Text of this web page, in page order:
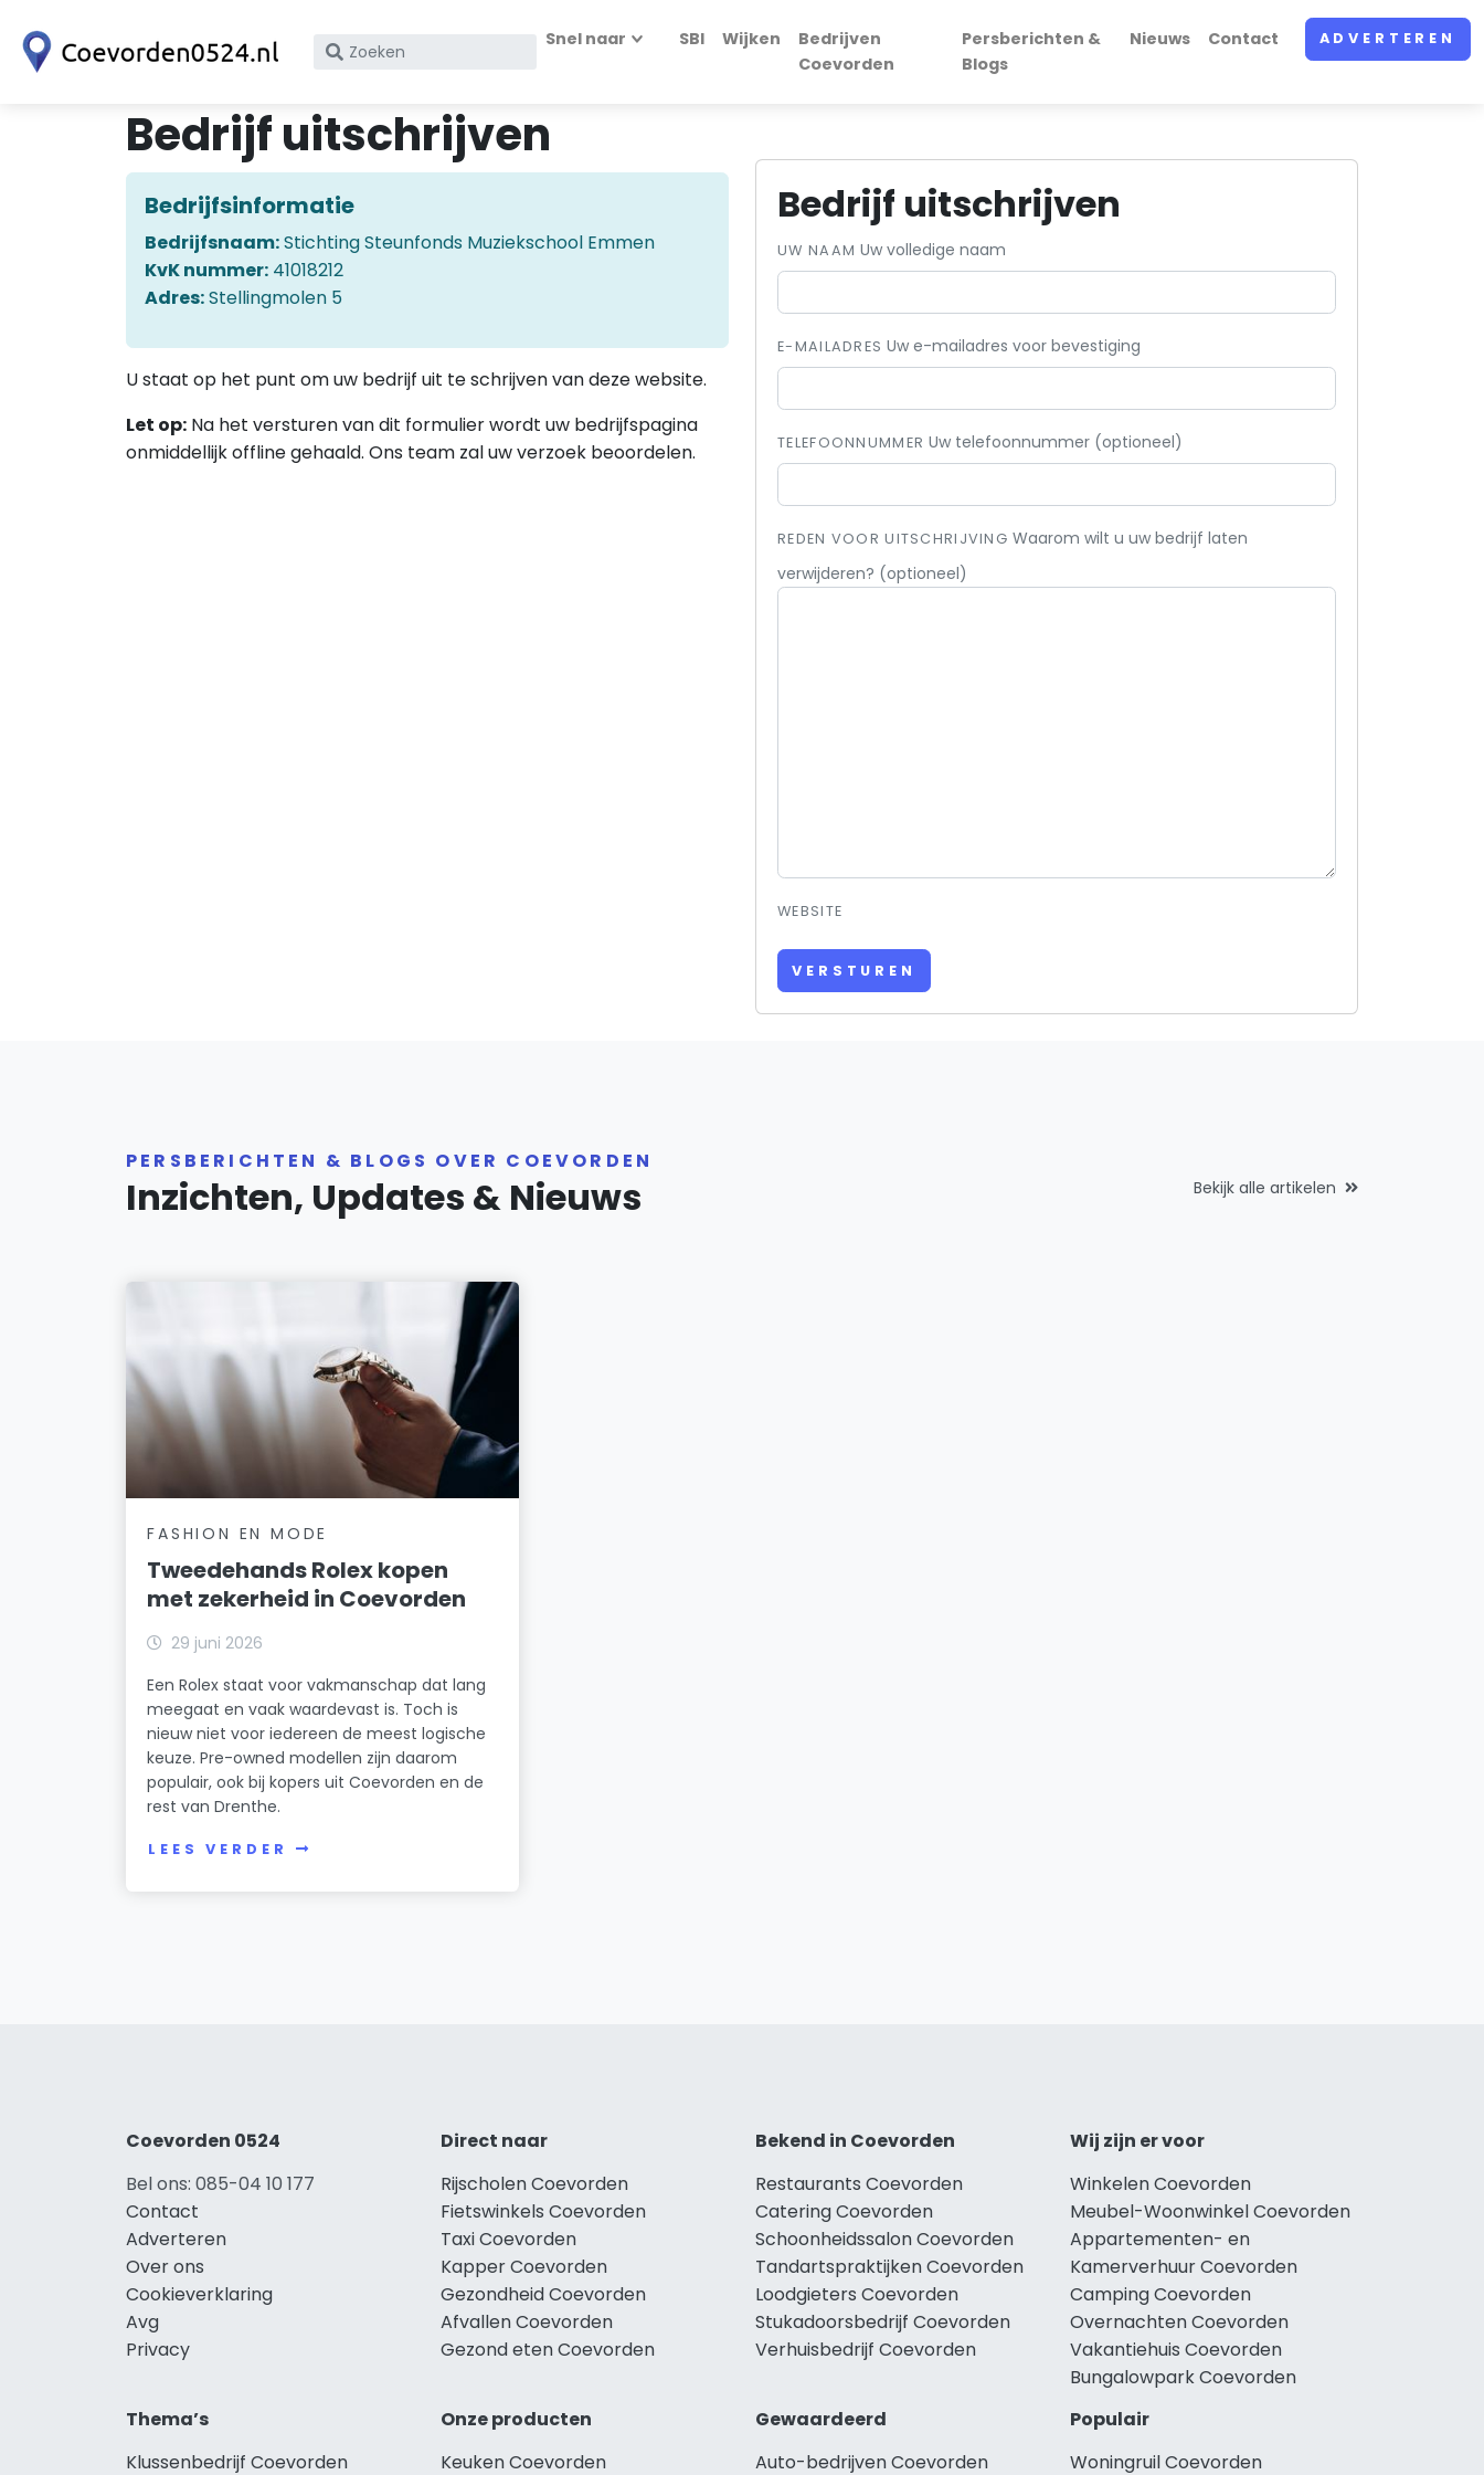
Zoek
of
Snel naar SBI Wijken
Bedrijven
Coevorden
Persberichten &
Blogs
Nieuws Contact ADVERTEREN
Bedrijf uitschrijven
Bedrijfsinformatie
Bedrijfsnaam:Stichting Steunfonds Muziekschool Emmen
KvK nummer: 41018212
Adres:Stellingmolen 5
U staat op het punt om uw bedrijf uit te schrijven van deze website.
Let op: Na het versturen van dit formulier wordt uw bedrijfspagina
onmiddellijk offline gehaald. Ons team zal uw verzoek beoordelen.
Bedrijf uitschrijven
UW NAAM Uw volledige naam
E-MAILADRES Uw e-mailadres voor bevestiging
TELEFOONNUMMER Uw telefoonnummer (optioneel)
REDEN VOOR UITSCHRIJVING Waarom wilt u uw bedrijf laten
verwijderen? (optioneel)
WEBSITE
VERSTUREN
PERSBERICHTEN & BLOGS OVER COEVORDEN
Inzichten, Updates & Nieuws Bekijk alle artikelen
FASHION EN MODE
Tweedehands Rolex kopen
met zekerheid in Coevorden
29 juni 2026
Een Rolex staat voor vakmanschap dat lang
meegaat en vaak waardevast is. Toch is
nieuw niet voor iedereen de meest logische
keuze. Pre-owned modellen zijn daarom
populair, ook bij kopers uit Coevorden en de
rest van Drenthe.
LEES VERDER
Coevorden 0524
Bel ons: 085-04 10 177
Contact
Adverteren
Over ons
Cookieverklaring
Avg
Privacy
Direct naar
Rijscholen Coevorden
Fietswinkels Coevorden
Taxi Coevorden
Kapper Coevorden
Gezondheid Coevorden
Afvallen Coevorden
Gezond eten Coevorden
Bekend in Coevorden
Restaurants Coevorden
Catering Coevorden
Schoonheidssalon Coevorden
Tandartspraktijken Coevorden
Loodgieters Coevorden
Stukadoorsbedrijf Coevorden
Verhuisbedrijf Coevorden
Wij zijn er voor
Winkelen Coevorden
Meubel-Woonwinkel Coevorden
Appartementen- en
Kamerverhuur Coevorden
Camping Coevorden
Overnachten Coevorden
Vakantiehuis Coevorden
Bungalowpark Coevorden
Thema’s
Klussenbedrijf Coevorden
Onze producten
Keuken Coevorden
Gewaardeerd
Auto-bedrijven Coevorden
Populair
Woningruil Coevorden